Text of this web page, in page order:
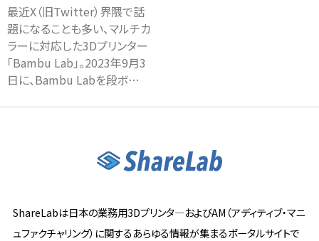
最近X（旧Twitter）界隈で話
題になることも多い、マルチカ
ラーに対応した3Dプリンター
「Bambu Lab」。2023年9月3
日に、Bambu Labを段ボ…
ShareLabは日本の業務用3Dプリンタ―およびAM（アディティブ・マニ
ュファクチャリング）に関するあらゆる情報が集まるポータルサイトで